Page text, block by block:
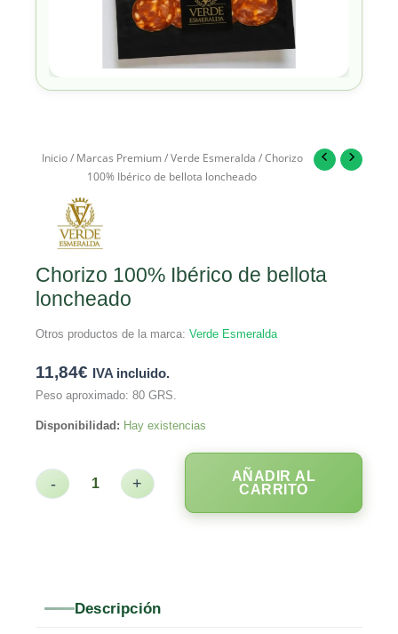
Inicio/ Marcas Premium/Verde Esmeralda / Chorizo
100% Ibérico de bellota loncheado
Chorizo 100% Ibérico de bellota
loncheado
Otros productos de la marca: Verde Esmeralda
11,84€ IVA incluido.
Peso aproximado: 80 GRS.
Disponibilidad: Hay existencias
- +
AÑADIR AL
CARRITO
Descripción